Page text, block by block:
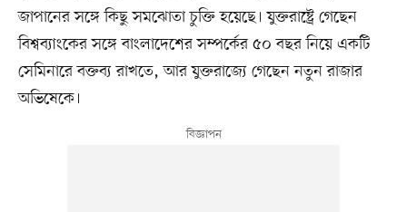
জাপানের সঙ্গে কিছু সমঝোতা চুক্তি হয়েছে। যুক্তরাষ্ট্রে গেছেন
বিশ্বব্যাংকের সঙ্গে বাংলাদেশের সম্পর্কের ৫০ বছর নিয়ে একটি
সেমিনারে বক্তব্য রাখতে, আর যুক্তরাজ্যে গেছেন নতুন রাজার
অভিষেকে।